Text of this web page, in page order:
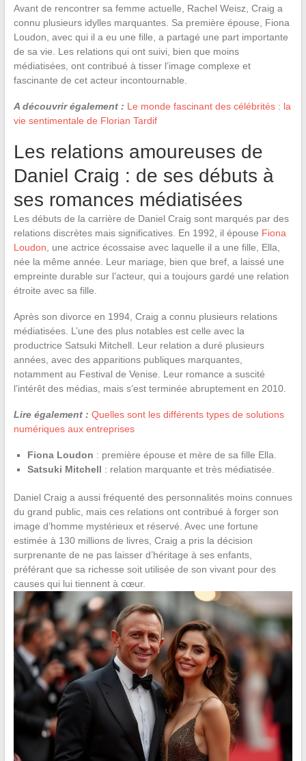
Avant de rencontrer sa femme actuelle, Rachel Weisz, Craig a
connu plusieurs idylles marquantes. Sa première épouse, Fiona
Loudon, avec qui il a eu une fille, a partagé une part importante
de sa vie. Les relations qui ont suivi, bien que moins
médiatisées, ont contribué à tisser l’image complexe et
fascinante de cet acteur incontournable.
A découvrir également : Le monde fascinant des célébrités : la
vie sentimentale de Florian Tardif
Les relations amoureuses de
Daniel Craig : de ses débuts à
ses romances médiatisées
Les débuts de la carrière de Daniel Craig sont marqués par des
relations discrètes mais significatives. En 1992, il épouse Fiona
Loudon , une actrice écossaise avec laquelle il a une fille, Ella,
née la même année. Leur mariage, bien que bref, a laissé une
empreinte durable sur l’acteur, qui a toujours gardé une relation
étroite avec sa fille.
Après son divorce en 1994, Craig a connu plusieurs relations
médiatisées. L’une des plus notables est celle avec la
productrice Satsuki Mitchell. Leur relation a duré plusieurs
années, avec des apparitions publiques marquantes,
notamment au Festival de Venise. Leur romance a suscité
l’intérêt des médias, mais s’est terminée abruptement en 2010.
Lire également : Quelles sont les différents types de solutions
numériques aux entreprises
Fiona Loudon : première épouse et mère de sa fille Ella.
Satsuki Mitchell : relation marquante et très médiatisée.
Daniel Craig a aussi fréquenté des personnalités moins connues
du grand public, mais ces relations ont contribué à forger son
image d’homme mystérieux et réservé. Avec une fortune
estimée à 130 millions de livres, Craig a pris la décision
surprenante de ne pas laisser d’héritage à ses enfants,
préférant que sa richesse soit utilisée de son vivant pour des
causes qui lui tiennent à cœur.